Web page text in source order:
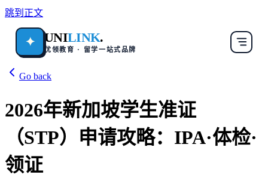
跳到正文
✦ UNILINK.
优领教育 · 留学一站式品牌
Go back
2026年新加坡学生准证
（STP）申请攻略：IPA·体检·
领证